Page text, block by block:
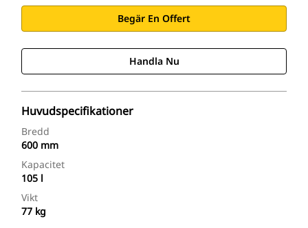
Begär En Offert
Handla Nu
Huvudspecifikationer
Bredd
600 mm
Kapacitet
105 l
Vikt
77 kg